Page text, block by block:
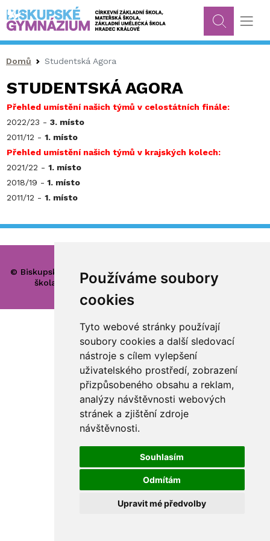
Používáme soubory
cookies
Tyto webové stránky používají
soubory cookies a další sledovací
nástroje s cílem vylepšení
uživatelského prostředí, zobrazení
přizpůsobeného obsahu a reklam,
analýzy návštěvnosti webových
stránek a zjištění zdroje
návštěvnosti.
Souhlasím
Odmítám
Upravit mé předvolby
Drobečková navigace
Domů Studentská Agora
STUDENTSKÁ AGORA
Přehled umístění našich týmů v celostátních finále:
2022/23 - 3. místo
2011/12 - 1. místo
Přehled umístění našich týmů v krajských kolech:
2021/22 - 1. místo
2018/19 - 1. místo
2011/12 - 1. místo
© Biskupské gymnázium, církevní základní škola, mateřská
škola a základní umělecká škola Hradec Králové